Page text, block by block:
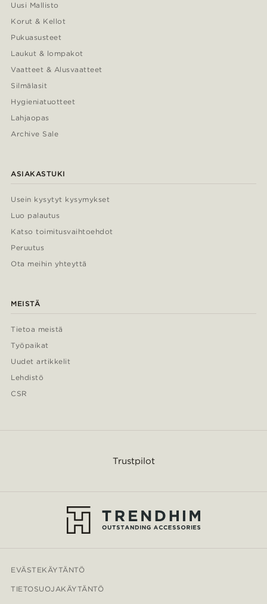
Uusi Mallisto
Korut & Kellot
Pukuasusteet
Laukut & lompakot
Vaatteet & Alusvaatteet
Silmälasit
Hygieniatuotteet
Lahjaopas
Archive Sale
ASIAKASTUKI
Usein kysytyt kysymykset
Luo palautus
Katso toimitusvaihtoehdot
Peruutus
Ota meihin yhteyttä
MEISTÄ
Tietoa meistä
Työpaikat
Uudet artikkelit
Lehdistö
CSR
Trustpilot
EVÄSTEKÄYTÄNTÖ
TIETOSUOJAKÄYTÄNTÖ